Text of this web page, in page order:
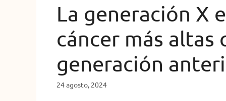
La generación X
cáncer más altas
generación
24 agosto, 2024